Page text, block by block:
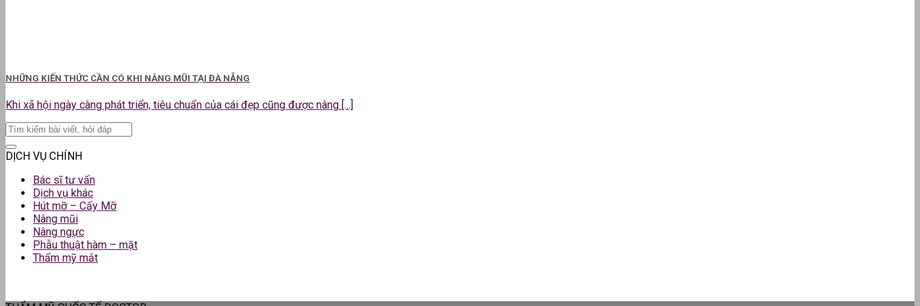
NHỮNG KIẾN THỨC CẦN CÓ KHI NÂNG MŨI TẠI ĐÀ NẴNG
Khi xã hội ngày càng phát triển, tiêu chuẩn của cái đẹp cũng được nâng [...]
DỊCH VỤ CHÍNH
Bác sĩ tư vấn
Dịch vụ khác
Hút mỡ – Cấy Mỡ
Nâng mũi
Nâng ngực
Phẫu thuật hàm – mặt
Thẩm mỹ mắt